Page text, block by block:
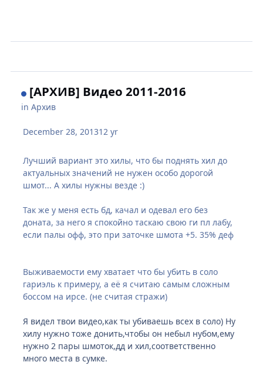
[АРХИВ] Видео 2011-2016
inАрхив
December 28, 201312 yr
Лучший вариант это хилы, что бы поднять хил до
актуальных значений не нужен особо дорогой
шмот... А хилы нужны везде :)
Так же у меня есть бд, качал и одевал его без
доната, за него я спокойно таскаю свою ги пл лабу,
если палы офф, это при заточке шмота +5. 35% деф
Выживаемости ему хватает что бы убить в соло
гариэль к примеру, а её я считаю самым сложным
боссом на ирсе. (не считая стражи)
Я видел твои видео,как ты убиваешь всех в соло) Ну
хилу нужно тоже донить,чтобы он небыл нубом,ему
нужно 2 пары шмоток,дд и хил,соответственно
много места в сумке.